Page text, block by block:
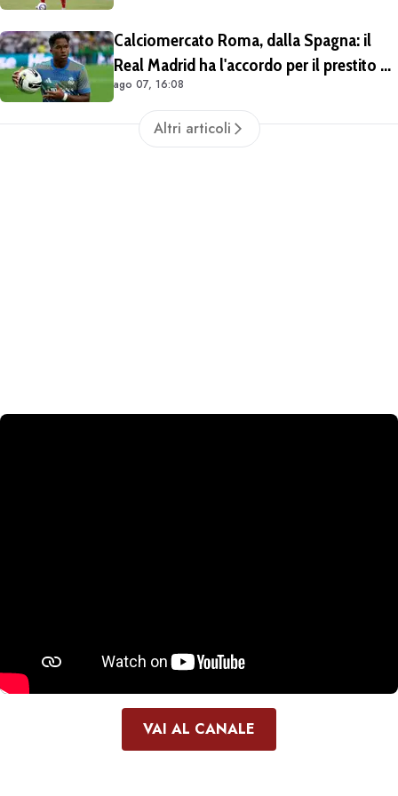
Calciomercato Roma, dalla Spagna: il
Real Madrid ha l'accordo per il prestito di
Endrick in Premier League
ago 07, 16:08
Altri articoli
VAI AL CANALE